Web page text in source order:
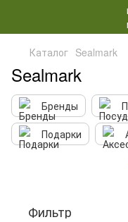
Каталог Sealmark
Sealmark
Бренды
Подарки
Фильтр